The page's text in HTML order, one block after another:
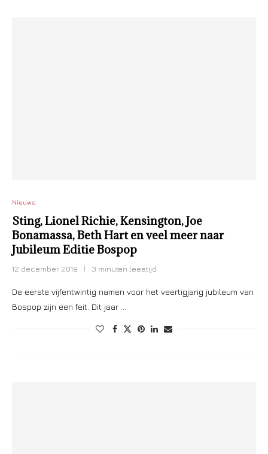
Nieuws
Sting, Lionel Richie, Kensington, Joe
Bonamassa, Beth Hart en veel meer naar
Jubileum Editie Bospop
12 december 2019 3 minuten leestijd
De eerste vijfentwintig namen voor het veertigjarig jubileum van
Bospop zijn een feit. Dit jaar …